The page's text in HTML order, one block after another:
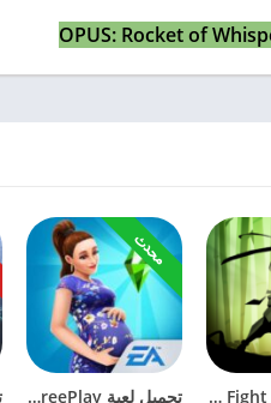
تحميل لعبة Shadow Fight 2 مهكرة 2023 مجاناً للأندرويد
محدث
تحميل لعبة The Sims FreePlay مهكرة 2023 آخر إصدار للأندرويد